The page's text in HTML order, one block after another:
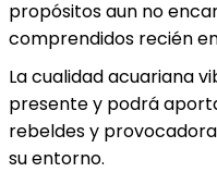
propósitos aun no
comprendidos recién
La cualidad acuariana
presente y podrá
rebeldes y
su entorno.